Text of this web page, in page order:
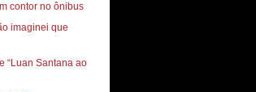
contor no ônibus
imaginei que
“Luan Santana ao